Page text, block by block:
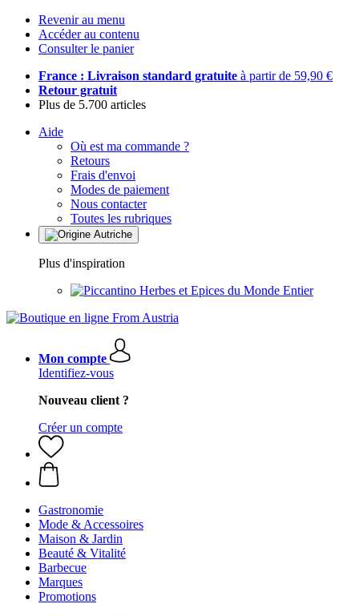
Revenir au menu
Accéder au contenu
Consulter le panier
France : Livraison standard gratuite à partir de 59,90 €
Retour gratuit
Plus de 5.700 articles
Aide
Où est ma commande ?
Retours
Frais d'envoi
Modes de paiement
Nous contacter
Toutes les rubriques
Plus d'inspiration
Herbes et Epices du Monde Entier
Mon compte
Identifiez-vous
Nouveau client ?
Créer un compte
Gastronomie
Mode & Accessoires
Maison & Jardin
Beauté & Vitalité
Barbecue
Marques
Promotions